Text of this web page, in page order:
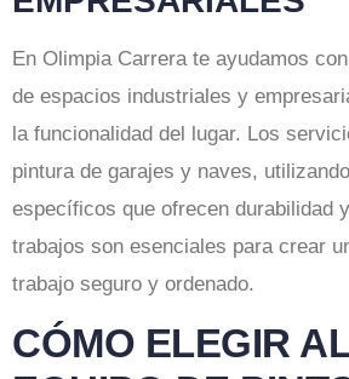
En Olimpia Carrera te ayudamos
de espacios industriales y
la funcionalidad del lugar. Los
pintura de garajes y naves,
específicos que ofrecen durabilidad
trabajos son esenciales para crear
trabajo seguro y ordenado.
CÓMO ELEGIR